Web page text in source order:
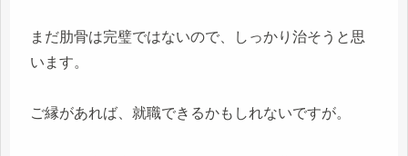
まだ肋骨は完璧ではないので、しっかり治そうと思
います。
ご縁があれば、就職できるかもしれないですが。